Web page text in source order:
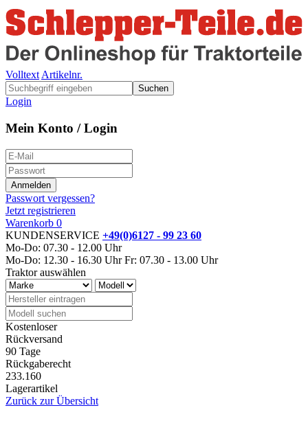
Volltext Artikelnr.
Suchen
Login
Mein Konto / Login
Passwort vergessen?
Jetzt registrieren
Warenkorb 0
KUNDENSERVICE +49(0)6127 - 99 23 60
Mo-Do: 07.30 - 12.00 Uhr
Mo-Do: 12.30 - 16.30 Uhr Fr: 07.30 - 13.00 Uhr
Traktor auswählen
Kostenloser
Rückversand
90 Tage
Rückgaberecht
233.160
Lagerartikel
Zurück zur Übersicht